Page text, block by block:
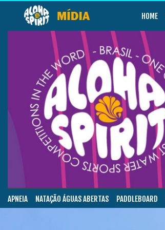
HOME
APNEIA NATAÇÃO ÁGUAS ABERTAS PADDLEBOARD